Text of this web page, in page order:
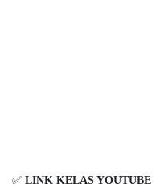
✅ LINK KELAS YOUTUBE